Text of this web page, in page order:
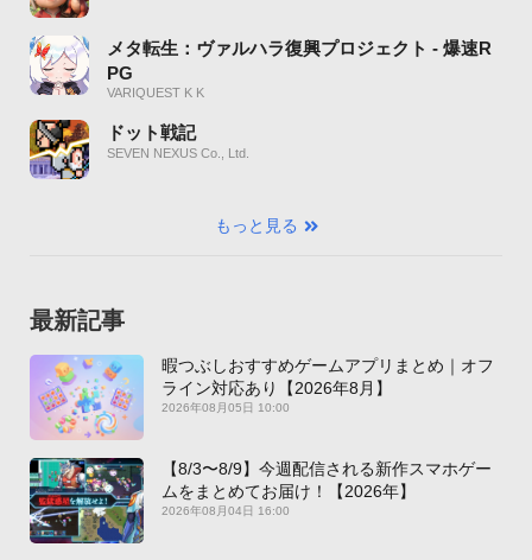
メタ転生：ヴァルハラ復興プロジェクト - 爆速R
PG
VARIQUEST K K
ドット戦記
SEVEN NEXUS Co., Ltd.
もっと見る
最新記事
暇つぶしおすすめゲームアプリまとめ｜オフ
ライン対応あり【2026年8月】
2026年08月05日 10:00
【8/3〜8/9】今週配信される新作スマホゲー
ムをまとめてお届け！【2026年】
2026年08月04日 16:00